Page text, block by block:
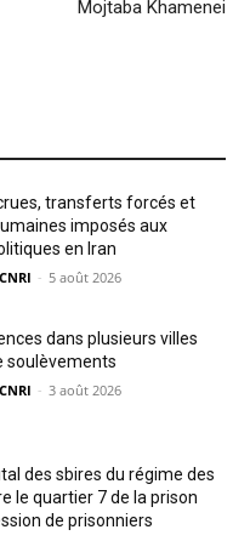
Mojtaba Khamenei
transferts forcés et
imposés aux
en Iran
- 5 août 2026
dans plusieurs villes
soulèvements
- 3 août 2026
des sbires du régime des
le quartier 7 de la prison
de prisonniers